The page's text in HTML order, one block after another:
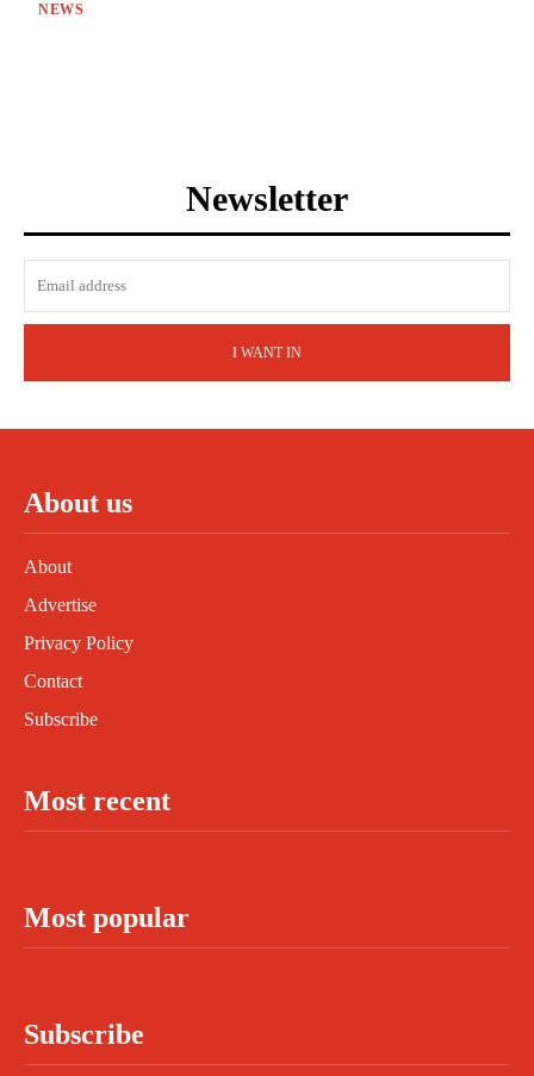
NEWS
Newsletter
I WANT IN
About us
About
Advertise
Privacy Policy
Contact
Subscribe
Most recent
Most popular
Subscribe